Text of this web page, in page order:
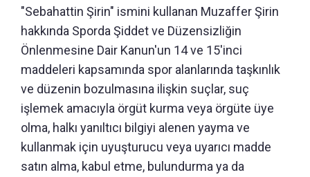
"Sebahattin Şirin" ismini kullanan Muzaffer Şirin
hakkında Sporda Şiddet ve Düzensizliğin
Önlenmesine Dair Kanun'un 14 ve 15'inci
maddeleri kapsamında spor alanlarında taşkınlık
ve düzenin bozulmasına ilişkin suçlar, suç
işlemek amacıyla örgüt kurma veya örgüte üye
olma, halkı yanıltıcı bilgiyi alenen yayma ve
kullanmak için uyuşturucu veya uyarıcı madde
satın alma, kabul etme, bulundurma ya da